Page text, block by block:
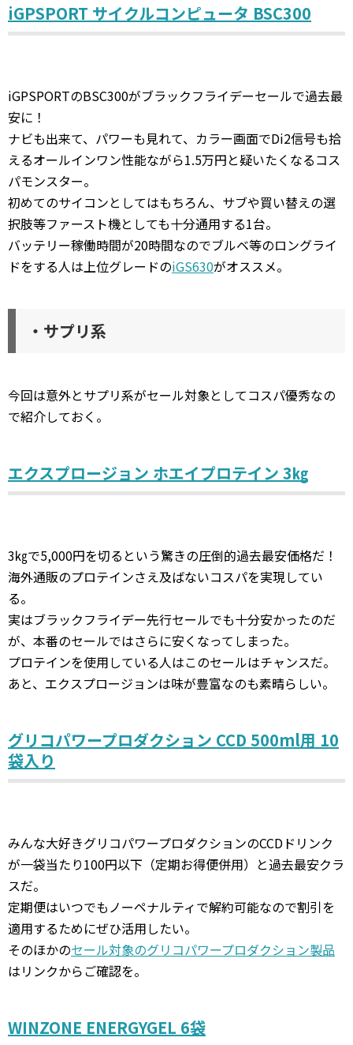
iGPSPORT サイクルコンピュータ BSC300
iGPSPORTのBSC300がブラックフライデーセールで過去最
安に！
ナビも出来て、パワーも見れて、カラー画面でDi2信号も拾
えるオールインワン性能ながら1.5万円と疑いたくなるコス
パモンスター。
初めてのサイコンとしてはもちろん、サブや買い替えの選
択肢等ファースト機としても十分通用する1台。
バッテリー稼働時間が20時間なのでブルベ等のロングライ
ドをする人は上位グレードのiGS630がオススメ。
・サプリ系
今回は意外とサプリ系がセール対象としてコスパ優秀なの
で紹介しておく。
エクスプロージョン ホエイプロテイン 3㎏
3㎏で5,000円を切るという驚きの圧倒的過去最安価格だ！
海外通販のプロテインさえ及ばないコスパを実現してい
る。
実はブラックフライデー先行セールでも十分安かったのだ
が、本番のセールではさらに安くなってしまった。
プロテインを使用している人はこのセールはチャンスだ。
あと、エクスプロージョンは味が豊富なのも素晴らしい。
グリコパワープロダクション CCD 500ml用 10
袋入り
みんな大好きグリコパワープロダクションのCCDドリンク
が一袋当たり100円以下（定期お得便併用）と過去最安クラ
スだ。
定期便はいつでもノーペナルティで解約可能なので割引を
適用するためにぜひ活用したい。
そのほかのセール対象のグリコパワープロダクション製品
はリンクからご確認を。
WINZONE ENERGYGEL 6袋